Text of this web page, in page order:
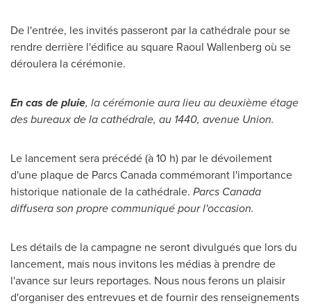
De l'entrée, les invités passeront par la cathédrale pour se
rendre derrière l'édifice au square Raoul Wallenberg où se
déroulera la cérémonie.
En cas de pluie, la cérémonie aura lieu au deuxième étage
des bureaux de la cathédrale, au 1440, avenue Union.
Le lancement sera précédé (à 10 h) par le dévoilement
d'une plaque de Parcs Canada commémorant l'importance
historique nationale de la cathédrale. Parcs Canada
diffusera son propre communiqué pour l'occasion.
Les détails de la campagne ne seront divulgués que lors du
lancement, mais nous invitons les médias à prendre de
l'avance sur leurs reportages. Nous nous ferons un plaisir
d'organiser des entrevues et de fournir des renseignements